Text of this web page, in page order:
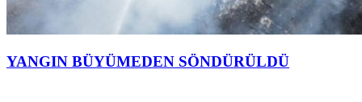
YANGIN BÜYÜMEDEN SÖNDÜRÜLDÜ